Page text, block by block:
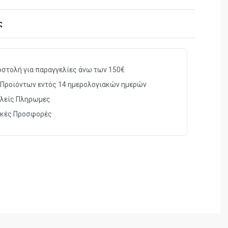
λαβή για σταθερότερο κράτημα
& λουράκι.
BLACKHAWK AB11188
9x
για παραγγελίες άνω των 150€
εντός 14 ημερολογιακών ημερών
Πληρωμες
Προσφορές